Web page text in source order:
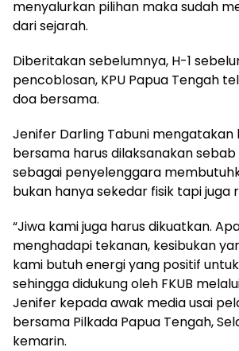
menyalurkan pilihan maka sudah
dari sejarah.
Diberitakan sebelumnya, H-1
pencoblosan, KPU Papua Tengah
doa bersama.
Jenifer Darling Tabuni mengatakan
bersama harus dilaksanakan
sebagai penyelenggara
bukan hanya sekedar fisik tapi juga
“Jiwa kami juga harus dikuatkan.
menghadapi tekanan, kesibukan
kami butuh energi yang positif
sehingga didukung oleh FKUB
Jenifer kepada awak media usai
bersama Pilkada Papua Tengah,
kemarin.